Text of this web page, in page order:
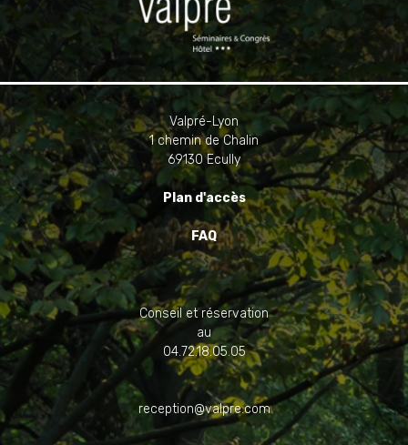
Valpré-Lyon
1 chemin de Chalin
69130 Ecully
Plan d'accès
FAQ
Conseil et réservation
au
04.72.18.05.05
reception@valpre.com